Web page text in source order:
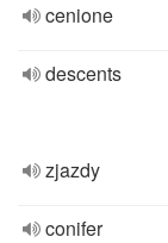
cenione
descents
zjazdy
conifer